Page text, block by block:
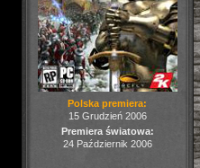
Polska premiera:
15 Grudzień 2006
Premiera światowa:
24 Październik 2006